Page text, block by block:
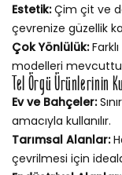
Estetik:Çim çit ve
çevrenize güzellik
Çok Yönlülük:
modelleri
Tel Örgü Ürünlerinin
Ev ve Bahçeler:
amacıyla kullanılır.
Tarımsal Alanlar:
çevrilmesi için